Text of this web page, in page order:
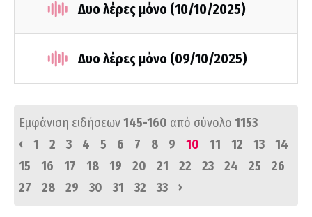
Δυο λέρες μόνο (10/10/2025)
Δυο λέρες μόνο (09/10/2025)
Εμφάνιση ειδήσεων145-160 από σύνολο 1153
‹
1 2 3 4 5 6 7 8 9 10 11 12 13
14
15
16 17 18 19 20 21 22 23 24 25
26
27
28 29 30 31 32 33 ›